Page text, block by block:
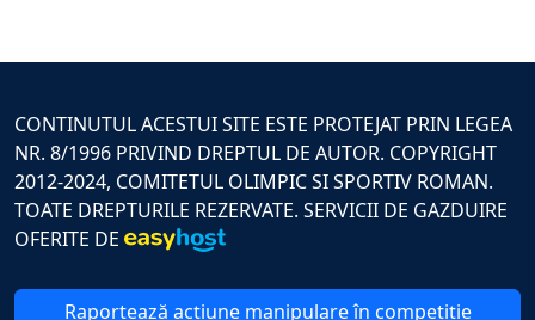
CONTINUTUL ACESTUI SITE ESTE PROTEJAT PRIN LEGEA
NR. 8/1996 PRIVIND DREPTUL DE AUTOR. COPYRIGHT
2012-2024, COMITETUL OLIMPIC SI SPORTIV ROMAN.
TOATE DREPTURILE REZERVATE. SERVICII DE GAZDUIRE
OFERITE DE
Raportează acțiune manipulare în competiție